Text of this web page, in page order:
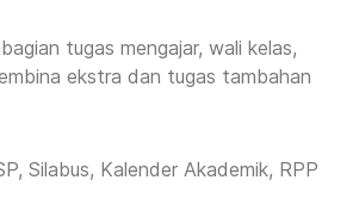
tugas mengajar, wali kelas,
ekstra dan tugas tambahan
Silabus, Kalender Akademik, RPP